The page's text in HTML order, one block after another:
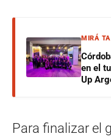
MIRÁ
en el
Up
Para finalizar el